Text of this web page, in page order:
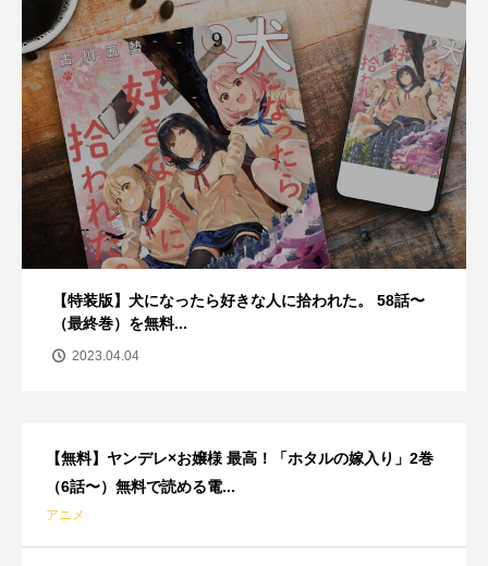
【特装版】犬になったら好きな人に拾われた。 58話〜
（最終巻）を無料...
2023.04.04
【無料】ヤンデレ×お嬢様 最高！「ホタルの嫁入り」2巻
（6話〜）無料で読める電...
アニメ